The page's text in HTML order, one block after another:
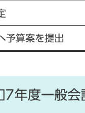
予算案を提出
7年度一般